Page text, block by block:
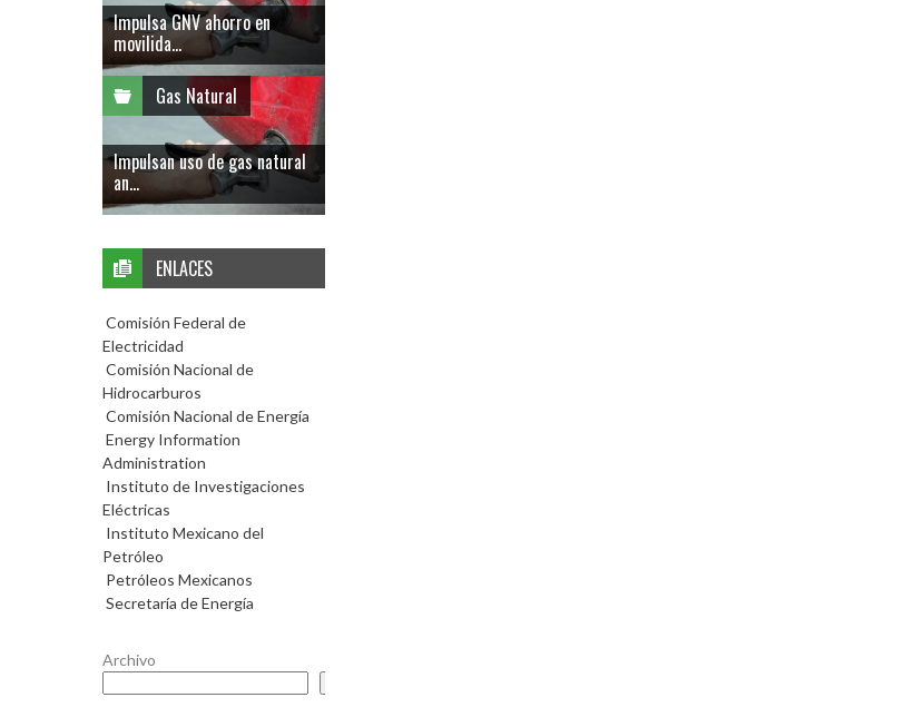
Impulsa GNV ahorro en
movilida...
Gas Natural
Impulsan uso de gas natural
an...
ENLACES
Comisión Federal de
Electricidad
Comisión Nacional de
Hidrocarburos
Comisión Nacional de Energía
Energy Information
Administration
Instituto de Investigaciones
Eléctricas
Instituto Mexicano del
Petróleo
Petróleos Mexicanos
Secretaría de Energía
Archivo